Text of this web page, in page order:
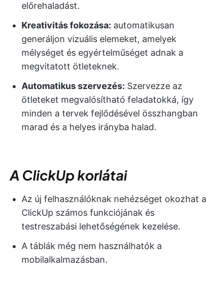
előrehaladást.
Kreativitás fokozása: automatikusan
generáljon vizuális elemeket, amelyek
mélységet és egyértelműséget adnak a
megvitatott ötleteknek.
Automatikus szervezés: Szervezze az
ötleteket megvalósítható feladatokká, így
minden a tervek fejlődésével összhangban
marad és a helyes irányba halad.
A ClickUp korlátai
Az új felhasználóknak nehézséget okozhat a
ClickUp számos funkciójának és
testreszabási lehetőségének kezelése.
A táblák még nem használhatók a
mobilalkalmazásban.